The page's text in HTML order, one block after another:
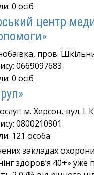
0 осіб
центр
пров.
0669097683
0 осіб
м. Херсон, вул. І.
0800210901
121 особа
закладах
здоров’я 40+»